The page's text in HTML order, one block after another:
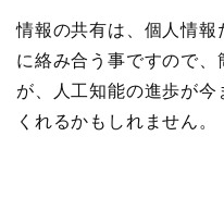
情報の共有は、個人情
に絡み合う事ですので
が、人工知能の進歩が今
くれるかもしれません。